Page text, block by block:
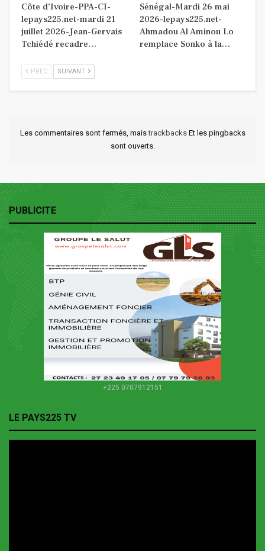
Côte d’Ivoire-PPA-CI-
lepays225.net-mardi 21
juillet 2026-Jean-Gervais
Tchiédé recadre…
Sénégal-Mardi 26 mai
2026-lepays225.net-
Ahmadou Al Aminou Lo
remplace Sonko à la…
PREC SUIVANT
Les commentaires sont fermés, maistrackbacks Et les pingbacks
sont ouverts.
PUBLICITE
+225 0707912151
LE PAYS225 TV